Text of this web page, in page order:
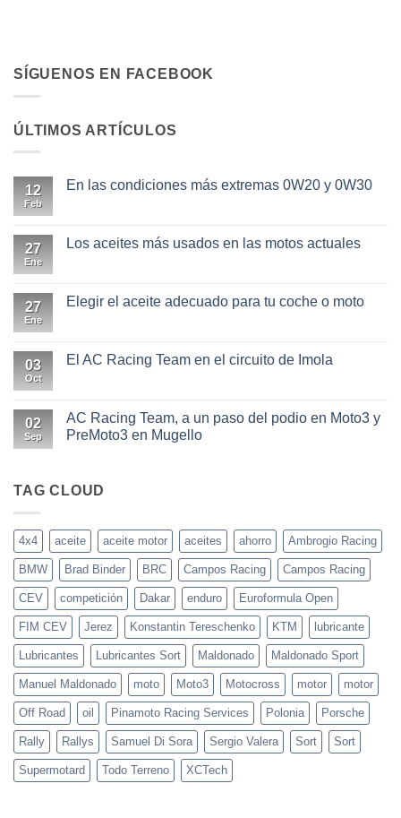
SÍGUENOS EN FACEBOOK
ÚLTIMOS ARTÍCULOS
12
Feb
En las condiciones más extremas 0W20 y 0W30
en
En
extremas
0W20
27
Ene
Los aceites más usados en las motos actuales
en
Los
en
las
27
Ene
Elegir el aceite adecuado para tu coche o moto
en
Elegir
para
tu
coche
03
Oct
El AC Racing Team en el circuito de Imola
en
El
AC
circuito
02
Sep
AC Racing Team, a un paso del podio en Moto3 y
PreMoto3 en Mugello
en
un
paso
del
podio
Moto3
y
PreMoto3
en
Mugello
TAG CLOUD
4x4 aceite aceite motor aceites ahorro Ambrogio Racing
BMW Brad Binder BRC Campos Racing Campos Racing
CEV competición Dakar enduro Euroformula Open
FIM CEV Jerez Konstantin Tereschenko KTM lubricante
Lubricantes Lubricantes Sort Maldonado Maldonado Sport
Manuel Maldonado moto Moto3 Motocross motor motor
Off Road oil Pinamoto Racing Services Polonia Porsche
Rally Rallys Samuel Di Sora Sergio Valera Sort Sort
Supermotard Todo Terreno XCTech